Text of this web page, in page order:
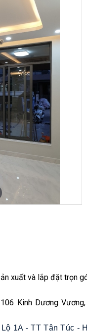
xuất và lắp đặt trọn
Kinh Dương Vương,
Lộ 1A - TT Tân Túc -